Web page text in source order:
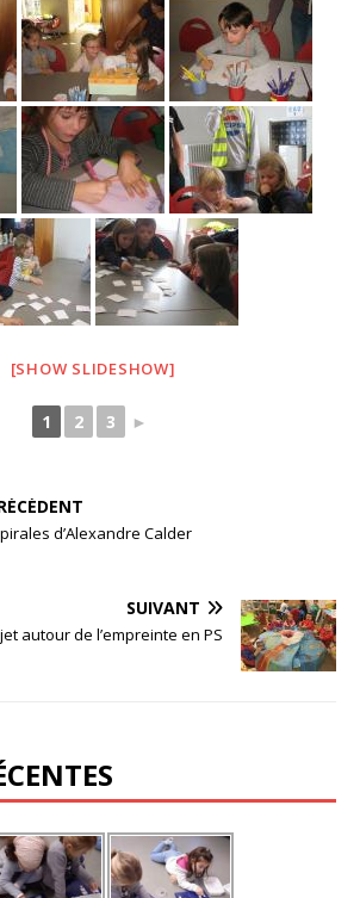
[SHOW SLIDESHOW]
1 2 3 ►
d’Alexandre Calder
SUIVANT
autour de l’empreinte en PS